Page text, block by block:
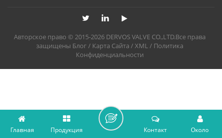
Авторское право © 2015-2026 DERVOS VALVE CO.,LTD.Все права
защищены Блог / Карта Сайта /XML/ Политика
Конфиденциальности
Главная Продукция Около
Контакт